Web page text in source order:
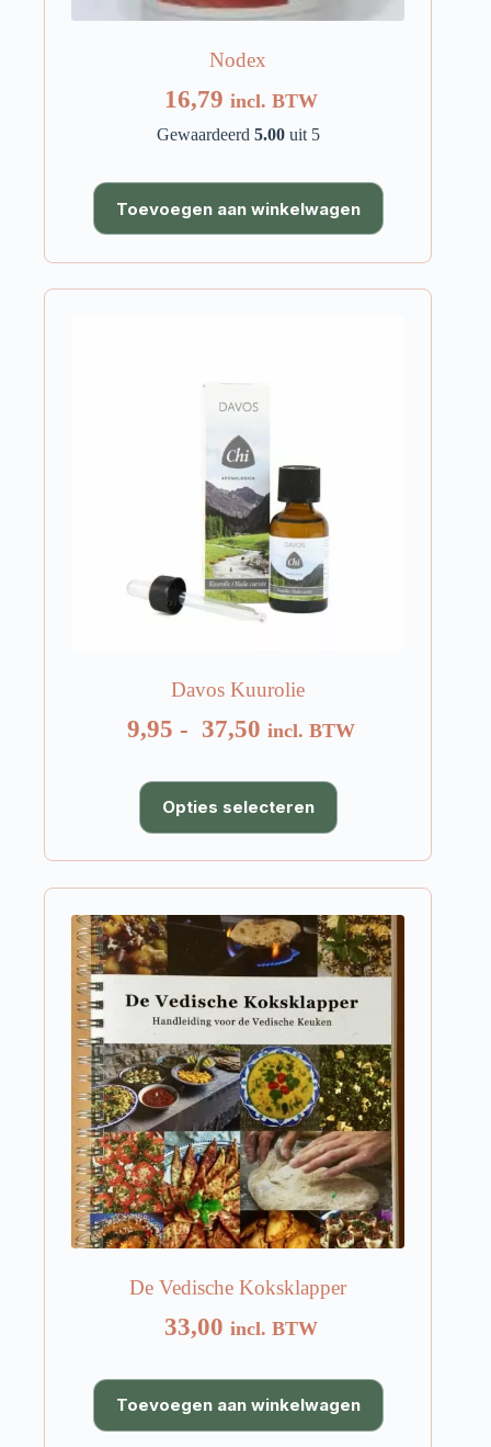
Nodex
16,79 incl. BTW
Gewaardeerd 5.00uit 5
Toevoegen aan winkelwagen
Davos Kuurolie
9,95 - 37,50 Prijsklasse:
tot
€ 37,50
incl. BTW
Opties selecteren
product
heeft
Deze
kan
gekozen
worden
de
productpagina
De Vedische Koksklapper
33,00 incl. BTW
Toevoegen aan winkelwagen